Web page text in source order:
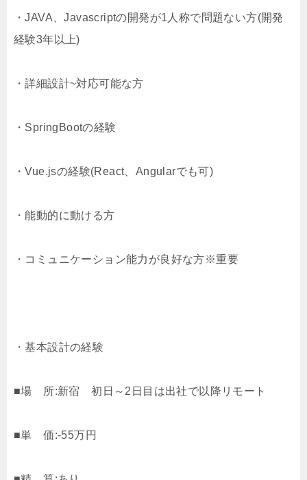
・JAVA、Javascriptの開発が1人称で問題ない方(開発
経験3年以上)
・詳細設計~対応可能な方
・SpringBootの経験
・Vue.jsの経験(React、Angularでも可)
・能動的に動ける方
・コミュニケーション能力が良好な方※重要
・基本設計の経験
■場 所:新宿 初日～2日目は出社で以降リモート
■単 価:-55万円